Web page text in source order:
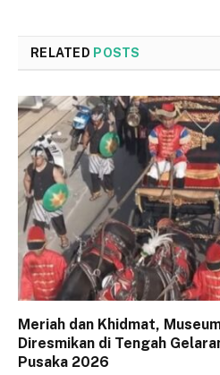
RELATED POSTS
Meriah dan Khidmat,
Diresmikan di Tengah
Pusaka 2026